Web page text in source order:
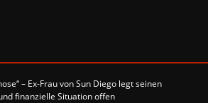
– Ex-Frau von Sun Diego legt seinen
finanzielle Situation offen